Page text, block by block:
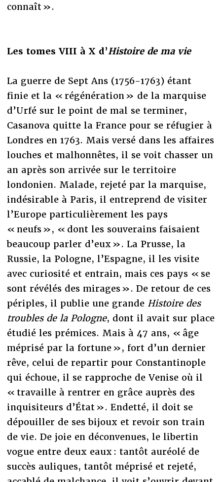
connaît ».
Les tomes VIII à X d’Histoire de ma vie
La guerre de Sept Ans (1756-1763) étant
finie et la « régénération » de la marquise
d’Urfé sur le point de mal se terminer,
Casanova quitte la France pour se réfugier à
Londres en 1763. Mais versé dans les affaires
louches et malhonnêtes, il se voit chasser un
an après son arrivée sur le territoire
londonien. Malade, rejeté par la marquise,
indésirable à Paris, il entreprend de visiter
l’Europe particulièrement les pays
« neufs », « dont les souverains faisaient
beaucoup parler d’eux ». La Prusse, la
Russie, la Pologne, l’Espagne, il les visite
avec curiosité et entrain, mais ces pays « se
sont révélés des mirages ». De retour de ces
périples, il publie une grande Histoire des
troubles de la Pologne, dont il avait sur place
étudié les prémices. Mais à 47 ans, « âge
méprisé par la fortune », fort d’un dernier
rêve, celui de repartir pour Constantinople
qui échoue, il se rapproche de Venise où il
« travaille à rentrer en grâce auprès des
inquisiteurs d’État ». Endetté, il doit se
dépouiller de ses bijoux et revoir son train
de vie. De joie en déconvenues, le libertin
vogue entre deux eaux : tantôt auréolé de
succès auliques, tantôt méprisé et rejeté,